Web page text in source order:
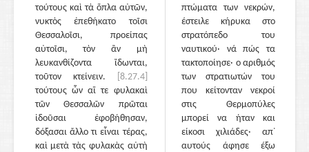
τούτους καὶ τὰ ὅπλα αὐτῶν,
νυκτὸς ἐπεθήκατο τοῖσι
Θεσσαλοῖσι, προείπας
αὐτοῖσι, τὸν ἂν μὴ
λευκανθίζοντα ἴδωνται,
τοῦτον κτείνειν.
[8.27.4]
τούτους ὦν αἵ τε φυλακαὶ
τῶν Θεσσαλῶν πρῶται
ἰδοῦσαι ἐφοβήθησαν,
δόξασαι ἄλλο τι εἶναι τέρας,
καὶ μετὰ τὰς φυλακὰς αὐτὴ
πτώματα των νεκρών,
έστειλε κήρυκα στο
στρατόπεδο του
ναυτικού· νά πώς τα
τακτοποίησε· ο αριθμός
των στρατιωτών του
που κείτονταν νεκροί
στις Θερμοπύλες
μπορεί να ήταν και
είκοσι χιλιάδες· απ᾽
αυτούς άφησε έξω